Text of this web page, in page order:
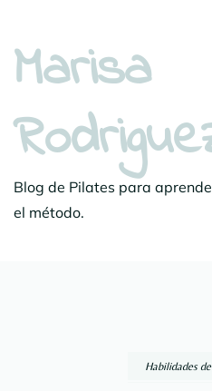
Marisa
Blog de Pilates para
el método.
Habilidades